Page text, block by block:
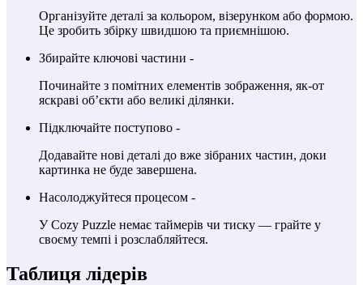
Організуйте деталі за кольором, візерунком або формою.
Це зробить збірку швидшою та приємнішою.
Збирайте ключові частини -
Починайте з помітних елементів зображення, як-от
яскраві об’єкти або великі ділянки.
Підключайте поступово -
Додавайте нові деталі до вже зібраних частин, доки
картинка не буде завершена.
Насолоджуйтеся процесом -
У Cozy Puzzle немає таймерів чи тиску — грайте у
своєму темпі і розслабляйтеся.
Таблиця лідерів